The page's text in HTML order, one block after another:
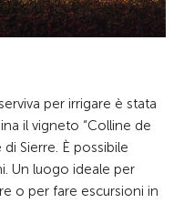
per irrigare è stata
il vigneto “Colline de
Sierre. È possibile
Un luogo ideale per
o per fare escursioni in